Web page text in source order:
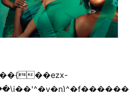
��ezx-